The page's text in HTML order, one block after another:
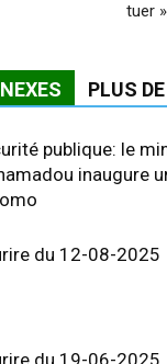
tuer
PLUS
publique: le
inaugure
du 12-08-2025